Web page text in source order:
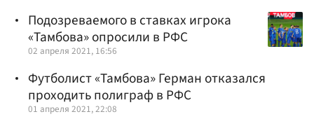
Подозреваемого в ставках игрока
«Тамбова» опросили в РФС
02 апреля 2021, 16:56
Футболист «Тамбова» Герман отказался
проходить полиграф в РФС
01 апреля 2021, 22:08